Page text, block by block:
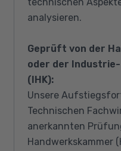
analysieren.
Geprüft von der
oder der Industrie-
(IHK):
Unsere
Technischen
anerkannten
Handwerkskammer